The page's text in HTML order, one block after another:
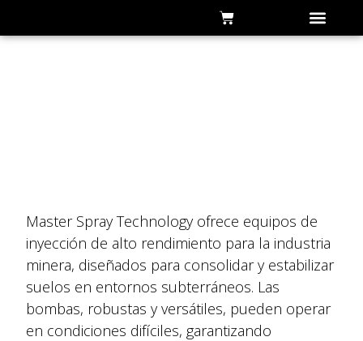
Master Spray Technology ofrece equipos de
inyección de alto rendimiento para la industria
minera, diseñados para consolidar y estabilizar
suelos en entornos subterráneos. Las
bombas, robustas y versátiles, pueden operar
en condiciones difíciles, garantizando